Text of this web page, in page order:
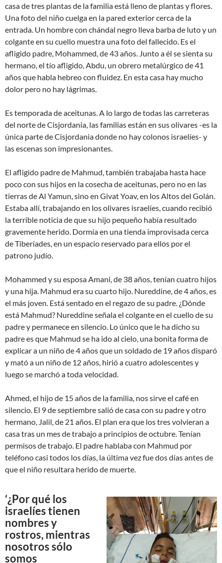
casa de tres plantas de la familia está lleno de plantas y flores.
Una foto del niño cuelga en la pared exterior cerca de la
entrada. Un hombre con chándal negro lleva barba de luto y un
colgante en su cuello muestra una foto del fallecido. Es el
afligido padre, Mohammed, de 43 años. Junto a él se sienta su
hermano, el tío afligido, Abdu, un obrero metalúrgico de 41
años que habla hebreo con fluidez. En esta casa hay mucho
dolor pero no hay lágrimas.
Es temporada de aceitunas. A lo largo de todas las carreteras
del norte de Cisjordania, las familias están en sus olivares -es la
única parte de Cisjordania donde no hay colonos israelíes- y
las escenas son impresionantes.
El afligido padre de Mahmud, también trabajaba hasta hace
poco con sus hijos en la cosecha de aceitunas, pero no en las
tierras de Al Yamun, sino en Givat Yoav, en los Altos del Golán.
Estaba allí, trabajando en los olivares israelíes, cuando recibió
la terrible noticia de que su hijo pequeño había resultado
gravemente herido. Dormía en una tienda improvisada cerca
de Tiberíades, en un espacio reservado para ellos por el
patrono judío.
Mohammed y su esposa Amani, de 38 años, tenían cuatro hijos
y una hija. Mahmud era su cuarto hijo. Nureddine, de 4 años, es
el más joven. Está sentado en el regazo de su padre. ¿Dónde
está Mahmud? Nureddine señala el colgante en el cuello de su
padre y permanece en silencio. Lo único que le ha dicho su
padre es que Mahmud se ha ido al cielo, una bonita forma de
explicar a un niño de 4 años que un soldado de 19 años disparó
y mató a un niño de 12 años, hirió a cuatro adolescentes y
luego se marchó a toda velocidad.
Ahmed, el hijo de 15 años de la familia, nos sirve el café en
silencio. El 9 de septiembre salió de casa con su padre y otro
hermano, Jalil, de 21 años. El plan era que los tres volvieran a
casa tras un mes de trabajo a principios de octubre. Tenían
permisos de trabajo. El padre hablaba con Mahmud por
teléfono casi todos los días, la última vez fue dos días antes de
que el niño resultara herido de muerte.
‘¿Por qué los
israelíes tienen
nombres y
rostros, mientras
nosotros sólo
somos